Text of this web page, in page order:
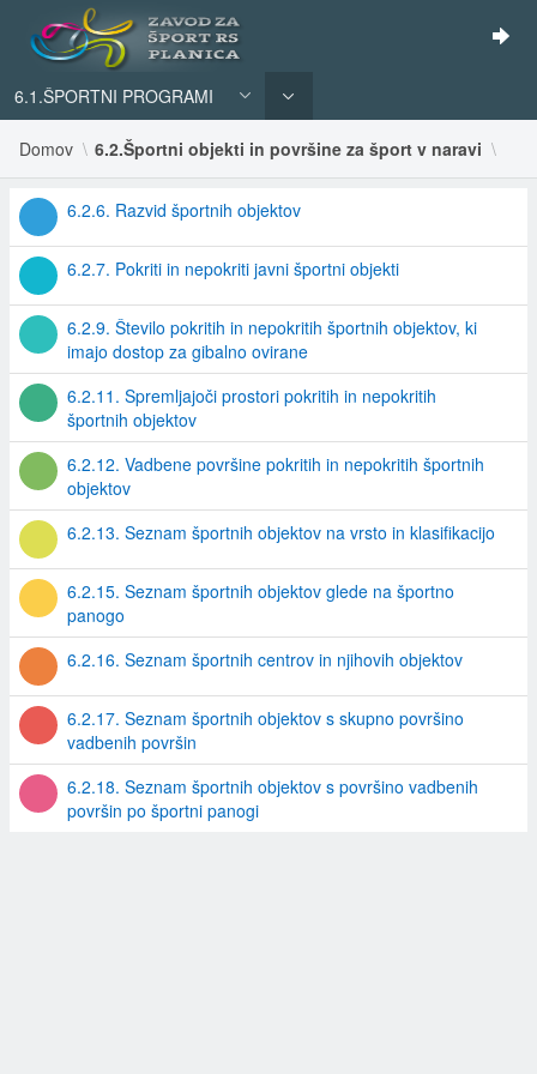
6.1.ŠPORTNI PROGRAMI
Domov 6.2.Športni objekti in površine za šport v naravi
6.2.6. Razvid športnih objektov
6.2.7. Pokriti in nepokriti javni športni objekti
6.2.9. Število pokritih in nepokritih športnih objektov, ki
imajo dostop za gibalno ovirane
6.2.11. Spremljajoči prostori pokritih in nepokritih
športnih objektov
6.2.12. Vadbene površine pokritih in nepokritih športnih
objektov
6.2.13. Seznam športnih objektov na vrsto in klasifikacijo
6.2.15. Seznam športnih objektov glede na športno
panogo
6.2.16. Seznam športnih centrov in njihovih objektov
6.2.17. Seznam športnih objektov s skupno površino
vadbenih površin
6.2.18. Seznam športnih objektov s površino vadbenih
površin po športni panogi